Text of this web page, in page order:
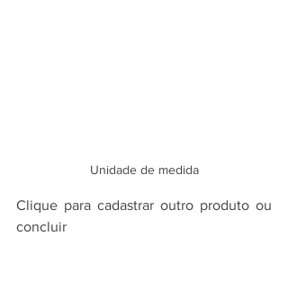
Unidade de medida
Clique para cadastrar outro produto ou
concluir